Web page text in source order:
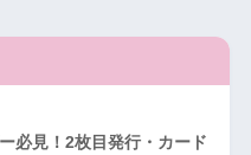
必見！2枚目発行・カード